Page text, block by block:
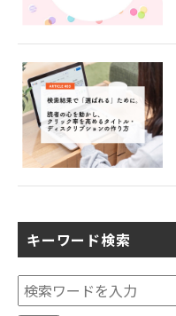
キーワード検索